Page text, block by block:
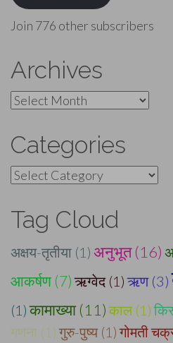
Join 776 other subscribers
Archives
Archives
Categories
Categories
Tag Cloud
अक्षय-तृतीया (1) अनुभूत (16)
आकर्षण (7) ऋग्वेद (1) ऋण (3)
(1) कामाख्या (11) काल (1)
गणना (1) गुरु-पुष्य (1) गोमती